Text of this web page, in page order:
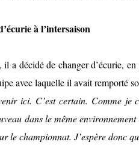
à l’intersaison
il a décidé de changer d’écurie,
avec laquelle il avait remporté
ici. C’est certain. Comme je
dans le même
le championnat. J’espère donc